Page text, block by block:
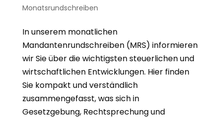
Monatsrundschreiben
In unserem monatlichen
Mandantenrundschreiben (MRS) informieren
wir Sie über die wichtigsten steuerlichen und
wirtschaftlichen Entwicklungen. Hier finden
Sie kompakt und verständlich
zusammengefasst, was sich in
Gesetzgebung, Rechtsprechung und